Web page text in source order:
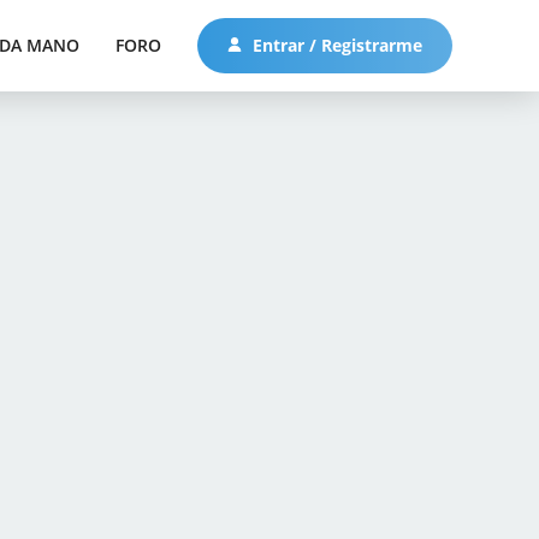
MANO FORO Entrar / Registrarme